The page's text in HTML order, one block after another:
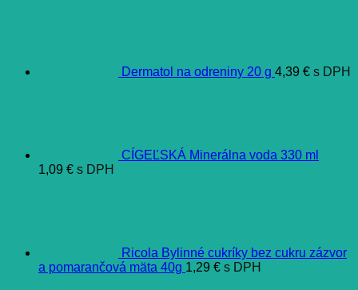
Dermatol na odreniny 20 g 4,39 € s DPH
CÍGEĽSKÁ Minerálna voda 330 ml
1,09 € s DPH
Ricola Bylinné cukríky bez cukru zázvor
a pomarančová mäta 40g 1,29 € s DPH